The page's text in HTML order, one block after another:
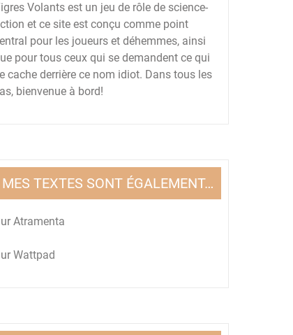
Volants est un jeu de rôle de science-
et ce site est conçu comme point
pour les joueurs et déhemmes, ainsi
pour tous ceux qui se demandent ce qui
cache derrière ce nom idiot. Dans tous les
bienvenue à bord!
MES TEXTES SONT ÉGALEMENT…
Atramenta
Wattpad